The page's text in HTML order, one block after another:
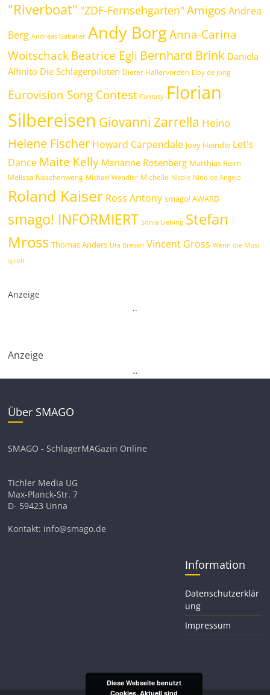
"Riverboat" "ZDF-Fernsehgarten" Amigos Andrea
Berg Andreas Gabalier Andy Borg Anna-Carina
WoitschackBeatrice Egli Bernhard Brink Daniela
Alfinito Die Schlagerpiloten Dieter Hallervorden Eloy de Jong
Eurovision Song Contest Fantasy Florian
Silbereisen Giovanni Zarrella Heino
Helene Fischer Howard Carpendale Joey Heindle Let's
Dance Maite Kelly Marianne Rosenberg Matthias Reim
Melissa Naschenweng Michael Wendler Michelle Nicole Nino de Angelo
Roland Kaiser Ross Antony smago! AWARD
smago! INFORMIERT Sonia Liebing Stefan
Mross Thomas Anders Uta Bresan Vincent Gross Wenn die Musi
spielt
Anzeige
..
Anzeige
..
Über SMAGO
SMAGO - SchlagerMAGazin Online
Tichler Media UG
Max-Planck-Str. 7
D- 59423 Unna
Kontakt: info@smago.de
Information
Datenschutzerklär
ung
Impressum
Diese Webseite benutzt
Cookies. Aktuell sind